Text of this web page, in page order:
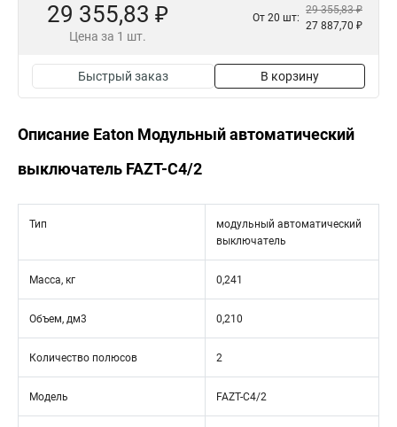
29 355,83 ₽
Цена за 1 шт.
От 20 шт:
29 355,83 ₽
27 887,70 ₽
Быстрый заказ В корзину
Описание Eaton Модульный автоматический
выключатель FAZT-C4/2
Тип
модульный автоматический
выключатель
Масса, кг 0,241
Объем, дм3 0,210
Количество полюсов 2
Модель FAZT-C4/2